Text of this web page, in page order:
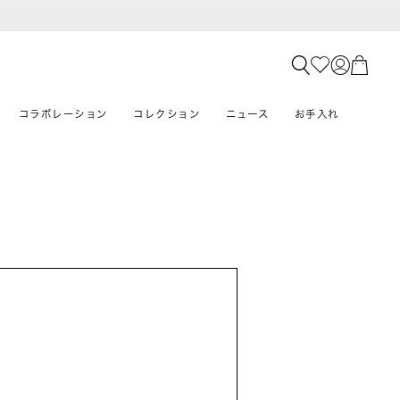
コラボレーション コレクション ニュース お手入れ